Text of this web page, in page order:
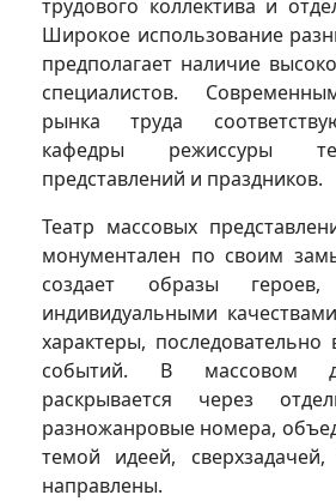
трудового коллектива и
Широкое использование
предполагает наличие
специалистов.
рынка труда
кафедры режиссуры
представлений и праздников.
Театр массовых
монументален по своим
создает образы
индивидуальными
характеры, последовательно
событий. В массовом
раскрывается через
разножанровые номера,
темой идеей,
направлены.